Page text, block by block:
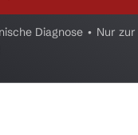
Diagnose • Nur